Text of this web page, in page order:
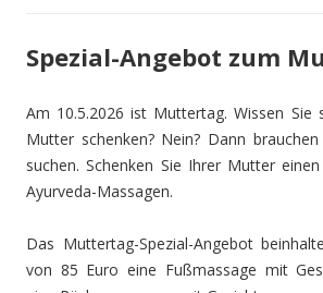
Spezial-Angebot zum
Am 10.5.2026 ist Muttertag. Wissen Sie
Mutter schenken? Nein? Dann
suchen. Schenken Sie Ihrer Mutter
Ayurveda-Massagen.
Das Muttertag-Spezial-Angebot
von 85 Euro eine Fußmassage mit